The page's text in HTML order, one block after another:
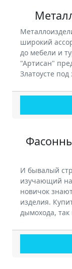
широкий
до мебели и
"Артисан"
Златоусте под
И бывалый
изучающий
новичок
изделия.
дымохода,